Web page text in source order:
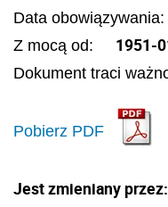
Data obowiązywania:
Z mocą od: 1951-
Dokument traci
Pobierz PDF
Jest zmieniany przez: